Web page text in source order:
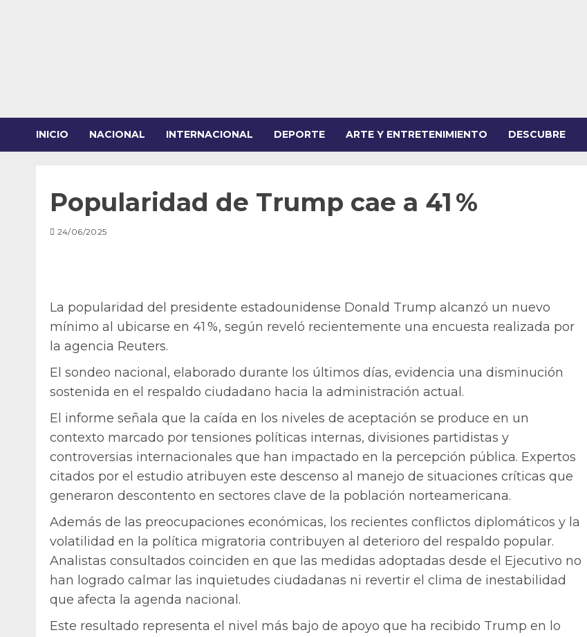
INICIO NACIONAL INTERNACIONAL DEPORTE ARTE Y ENTRETENIMIENTO DESCUBRE
Popularidad de Trump cae a 41 %
24/06/2025
La popularidad del presidente estadounidense Donald Trump alcanzó un nuevo
mínimo al ubicarse en 41 %, según reveló recientemente una encuesta realizada por
la agencia Reuters.
El sondeo nacional, elaborado durante los últimos días, evidencia una disminución
sostenida en el respaldo ciudadano hacia la administración actual.
El informe señala que la caída en los niveles de aceptación se produce en un
contexto marcado por tensiones políticas internas, divisiones partidistas y
controversias internacionales que han impactado en la percepción pública. Expertos
citados por el estudio atribuyen este descenso al manejo de situaciones críticas que
generaron descontento en sectores clave de la población norteamericana.
Además de las preocupaciones económicas, los recientes conflictos diplomáticos y la
volatilidad en la política migratoria contribuyen al deterioro del respaldo popular.
Analistas consultados coinciden en que las medidas adoptadas desde el Ejecutivo no
han logrado calmar las inquietudes ciudadanas ni revertir el clima de inestabilidad
que afecta la agenda nacional.
Este resultado representa el nivel más bajo de apoyo que ha recibido Trump en lo